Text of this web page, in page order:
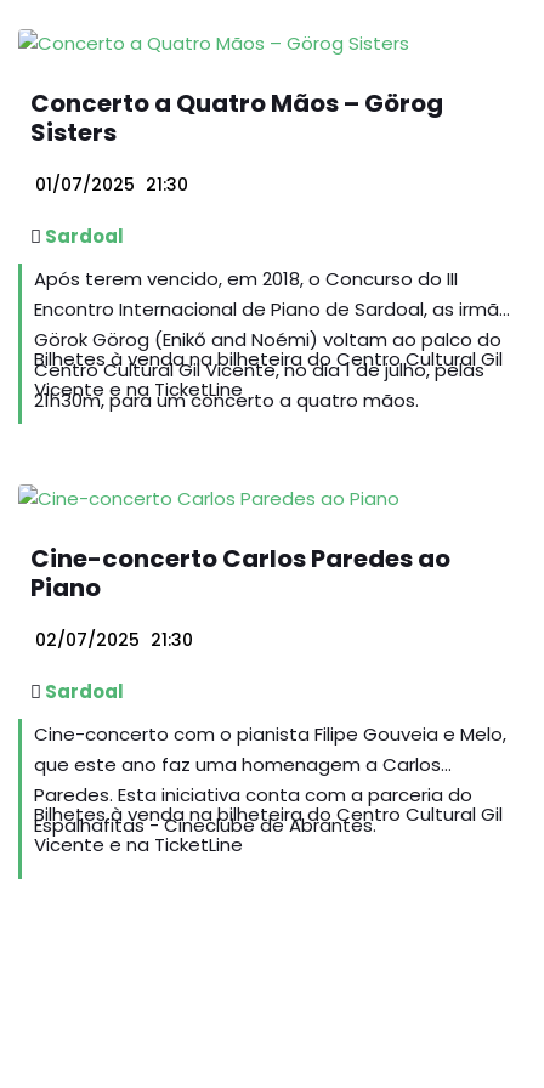
Concerto a Quatro Mãos – Görog
Sisters
01/07/2025 21:30
Sardoal
Após terem vencido, em 2018, o Concurso do III
Encontro Internacional de Piano de Sardoal, as irmãs
Görok Görog (Enikő and Noémi) voltam ao palco do
Centro Cultural Gil Vicente, no dia 1 de julho, pelas
21h30m, para um concerto a quatro mãos.
Bilhetes à venda na bilheteira do Centro Cultural Gil
Vicente e na TicketLine
Cine-concerto Carlos Paredes ao
Piano
02/07/2025 21:30
Sardoal
Cine-concerto com o pianista Filipe Gouveia e Melo,
que este ano faz uma homenagem a Carlos
Paredes. Esta iniciativa conta com a parceria do
Espalhafitas - Cineclube de Abrantes.
Bilhetes à venda na bilheteira do Centro Cultural Gil
Vicente e na TicketLine